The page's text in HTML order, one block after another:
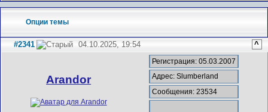
Опции темы
#2341 04.10.2025, 19:54 ^
Arandor
Регистрация: 05.03.2007
Адрес: Slumberland
Сообщения: 23534